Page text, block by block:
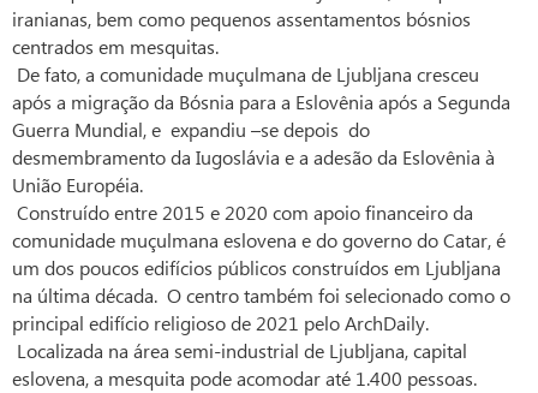
iranianas, bem como pequenos assentamentos bósnios
centrados em mesquitas.
De fato, a comunidade muçulmana de Ljubljana cresceu
após a migração da Bósnia para a Eslovênia após a Segunda
Guerra Mundial, e expandiu –se depois do
desmembramento da Iugoslávia e a adesão da Eslovênia à
União Européia.
Construído entre 2015 e 2020 com apoio financeiro da
comunidade muçulmana eslovena e do governo do Catar, é
um dos poucos edifícios públicos construídos em Ljubljana
na última década. O centro também foi selecionado como o
principal edifício religioso de 2021 pelo ArchDaily.
Localizada na área semi-industrial de Ljubljana, capital
eslovena, a mesquita pode acomodar até 1.400 pessoas.